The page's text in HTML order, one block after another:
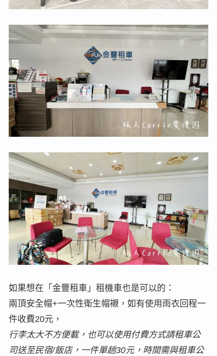
如果想在「金豐租車」租機車也是可以的：
兩頂安全帽+一次性衛生帽襯，如有使用雨衣回程一
件收費20元，
行李太大不方便載，也可以使用付費方式請租車公
司送至民宿/飯店，一件單趟30元，時間需與租車公